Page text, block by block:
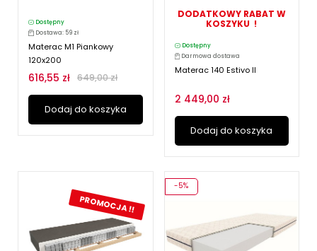
Dostępny
Dostawa: 59 zł
Materac M1 Piankowy
120x200
616,55 zł 649,00 zł
Dodaj do koszyka
DODATKOWY RABAT W
KOSZYKU !
Dostępny
Darmowa dostawa
Materac 140 Estivo II
2 449,00 zł
Dodaj do koszyka
PROMOCJA !!
-5%